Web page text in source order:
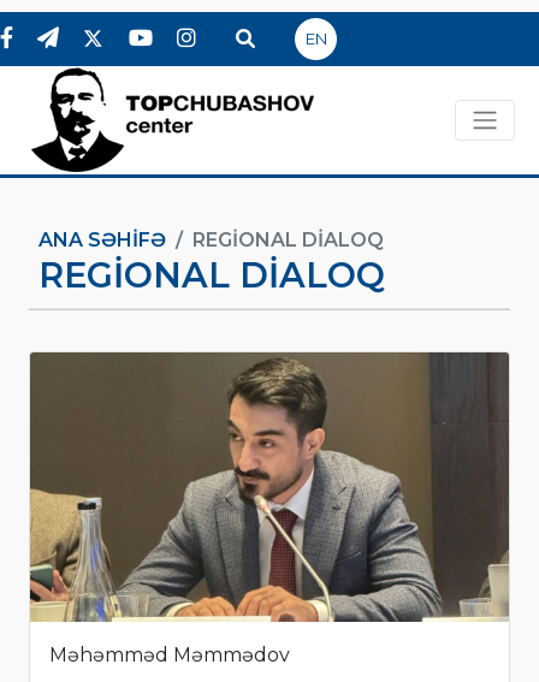
EN
ANA SƏHIFƏ REGIONAL DIALOQ
REGIONAL DIALOQ
Məhəmməd Məmmədov